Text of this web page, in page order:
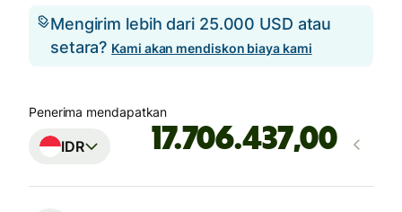
Mengirim lebih dari 25.000 USD atau
setara? Kami akan mendiskon biaya kami
Penerima mendapatkan
IDR ,00